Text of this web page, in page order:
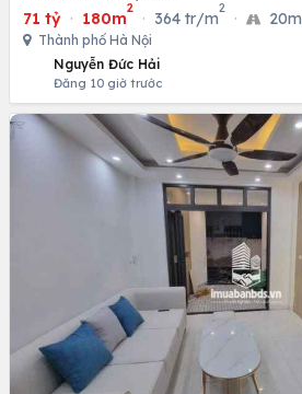
71 tỷ · 180m
2
· 364 tr/m
2
· 20m
Thành phố Hà Nội
Nguyễn Đức Hải
Đăng 10 giờ trước